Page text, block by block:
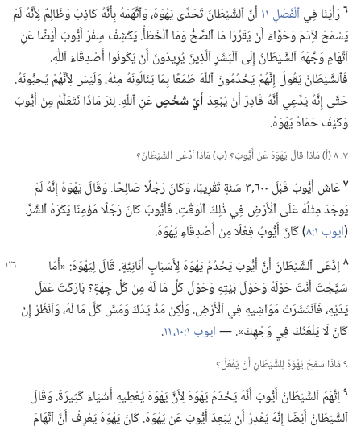
٦رَأَيْنَا فِيٱلْفَصْلِ ١١
أَنَّ ٱلشَّيْطَانَ تَحَدَّى يَهْوَهَ،‏ وَٱتَّهَمَهُ بِأَنَّهُ كَاذِبٌ وَظَالِمٌ لِأَنَّهُ لَمْ
يَسْمَحْ لآِدَمَ وَحَوَّاءَ أَنْ يُقَرِّرَا مَا ٱلصَّحُّ وَمَا ٱلْخَطَأُ.‏ يَكْشِفُ سِفْرُ أَيُّوبَ أَيْضًا عَنِ
ٱتِّهَامٍ وَجَّهَهُ ٱلشَّيْطَانُ إِلَى ٱلْبَشَرِ ٱلَّذِينَ يُرِيدُونَ أَنْ يَكُونُوا أَصْدِقَاءَ ٱللّٰهِ.‏
فَٱلشَّيْطَانُ يَقُولُ إِنَّهُمْ يَخْدُمُونَ ٱللّٰهَ طَمَعًا بِمَا يَنَالُونَهُ مِنْهُ،‏ وَلَيْسَ لِأَنَّهُمْ يُحِبُّونَهُ.‏
حَتَّى إِنَّهُ يَدَّعِي أَنَّهُ قَادِرٌ أَنْ يُبْعِدَأَيَّ شَخْصٍعَنِ ٱللّٰهِ.‏ لِنَرَ مَاذَا نَتَعَلَّمُ مِنْ أَيُّوبَ
وَكَيْفَ حَمَاهُ يَهْوَهُ.‏
٧،‏ ٨ (‏أ)‏ مَاذَا قَالَ يَهْوَهُ عَنْ أَيُّوبَ؟‏ (‏ب)‏ مَاذَا ٱدَّعَى ٱلشَّيْطَانُ؟‏
٧
عَاشَ أَيُّوبُ قَبْلَ ٦٠٠‏,٣ سَنَةٍ تَقْرِيبًا،‏ وَكَانَ رَجُلًا صَالِحًا.‏ وَقَالَ يَهْوَهُ إِنَّهُ لَمْ
يُوجَدْ مِثْلُهُ عَلَى ٱلْأَرْضِ فِي ذٰلِكَ ٱلْوَقْتِ.‏ فَأَيُّوبُ كَانَ رَجُلًا مُؤْمِنًا يَكْرَهُ ٱلشَّرَّ.‏
(‏ايوب ١:‏٨ ‏)‏ كَانَ أَيُّوبُ فِعْلًا مِنْ أَصْدِقَاءِ يَهْوَهَ.‏
٨اِدَّعَى ٱلشَّيْطَانُ أَنَّ أَيُّوبَ يَخْدُمُ يَهْوَهَ لِأَسْبَابٍ أَنَانِيَّةٍ.‏ قَالَ لِيَهْوَهَ:‏ «أَمَا
سَيَّجْتَ أَنْتَ حَوْلَهُ وَحَوْلَ بَيْتِهِ وَحَوْلَ كُلِّ مَا لَهُ مِنْ كُلِّ جِهَةٍ؟‏ بَارَكْتَ عَمَلَ
يَدَيْهِ،‏ فَٱنْتَشَرَتْ مَوَاشِيهِ فِي ٱلْأَرْضِ.‏ وَلٰكِنْ مُدَّ يَدَكَ وَمَسَّ كُلَّ مَا لَهُ،‏ وَٱنْظُرْ إِنْ
كَانَ لَا يَلْعَنُكَ فِي وَجْهِكَ».‏ —‏ايوب ١:‏١٠،‏ ١١ ‏.‏
٩ مَاذَا سَمَحَ يَهْوَهُ لِلشَّيْطَانِ أَنْ يَفْعَلَ؟‏
٩اِتَّهَمَ ٱلشَّيْطَانُ أَيُّوبَ أَنَّهُ يَخْدُمُ يَهْوَهَ لِأَنَّ يَهْوَهَ يُعْطِيهِ أَشْيَاءَ كَثِيرَةً.‏ وَقَالَ
ٱلشَّيْطَانُ أَيْضًا إِنَّهُ يَقْدِرُ أَنْ يُبْعِدَ أَيُّوبَ عَنْ يَهْوَهَ.‏ كَانَ يَهْوَهُ يَعْرِفُ أَنَّ ٱتِّهَامَ